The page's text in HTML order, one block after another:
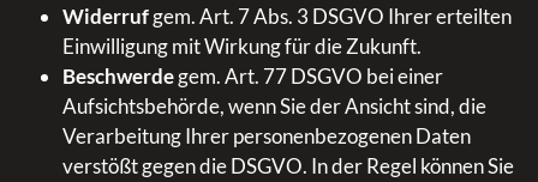
Widerrufgem. Art. 7 Abs. 3 DSGVO Ihrer erteilten
Einwilligung mit Wirkung für die Zukunft.
Beschwerdegem. Art. 77 DSGVO bei einer
Aufsichtsbehörde, wenn Sie der Ansicht sind, die
Verarbeitung Ihrer personenbezogenen Daten
verstößt gegen die DSGVO. In der Regel können Sie